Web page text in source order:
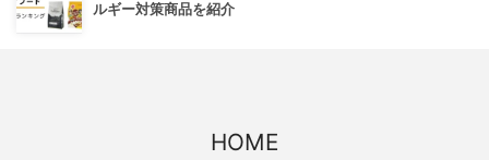
ルギー対策商品を紹介
HOME